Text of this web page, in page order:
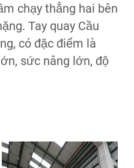
chạy thẳng hai bên
Tay quay Cầu
có đặc điểm là
sức nâng lớn, độ